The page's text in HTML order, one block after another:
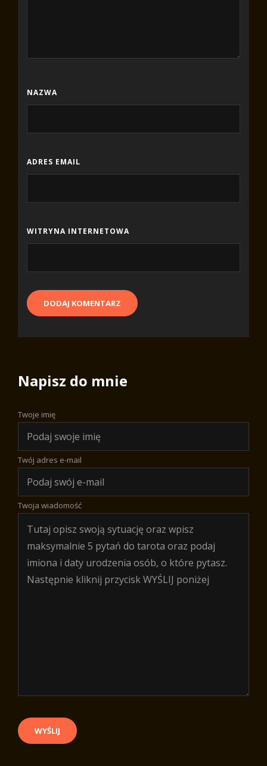
NAZWA
ADRES EMAIL
WITRYNA INTERNETOWA
Napisz do mnie
Twoje imię
Twój adres e-mail
Twoja wiadomość